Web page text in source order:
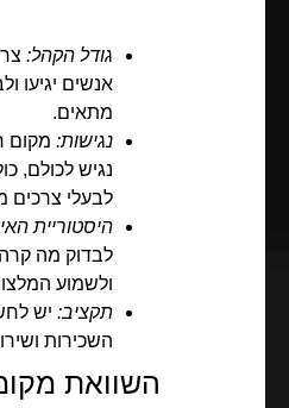
גודל הקהל:
אנשים יגיעו
מתאים.
נגישות: מקום
נגיש לכולם,
לבעלי צרכים
היסטוריית
לבדוק מה
ולשמוע
תקציב: יש
השכירות
השוואת